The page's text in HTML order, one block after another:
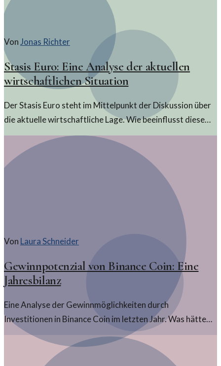
Von Jonas Richter
Stasis Euro: Eine Analyse der aktuellen
wirtschaftlichen Situation
Der Stasis Euro steht im Mittelpunkt der Diskussion über
die aktuelle wirtschaftliche Lage. Wie beeinflusst diese
Stabilität die Krypto-Märkte?
Von Laura Schneider
Gewinnpotenzial von Binance Coin: Eine
Jahresbilanz
Eine Analyse der Gewinnmöglichkeiten durch
Investitionen in Binance Coin im letzten Jahr. Was hätte
eine Investition über diese Zeitspanne eingebracht?